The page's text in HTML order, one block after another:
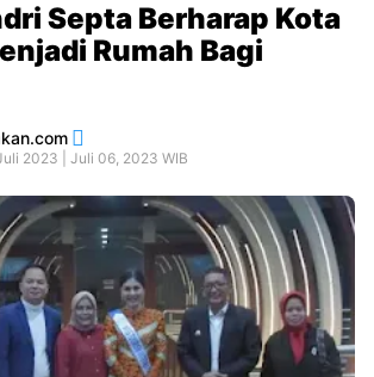
Septa Berharap Kota
Rumah Bagi
2023 | Juli 06, 2023 WIB